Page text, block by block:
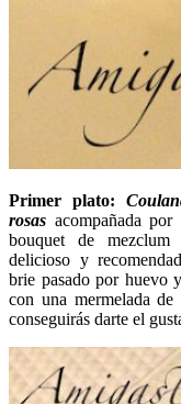
Primer plato:
rosas acompañada
bouquet de mezclum
delicioso y
brie pasado por huevo
con una mermelada
conseguirás darte el